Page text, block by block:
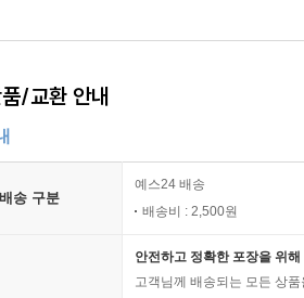
앤》 시리즈를 번역하면서 가장 중점을
들을 표현하고자 했다. 예를 들어, 마을
바뀌게 된다.
용한 ‘윤슬’이라는 단어는 ‘햇빛이나
어에만 있는 아름다운 표현 중 하나다
/교환 안내
배송 구분
예스24 배송
배송비 : 2,500원
안전하고 정확한 포장을 위
고객님께 배송되는 모든 상